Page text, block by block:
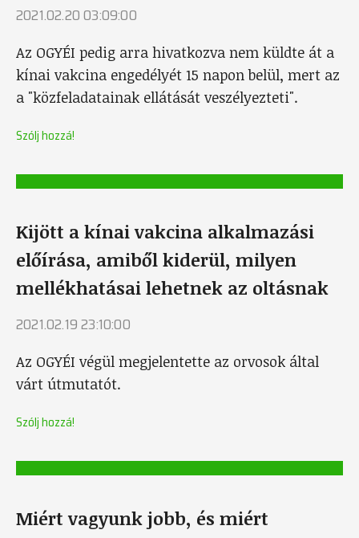
2021.02.20 03:09:00
Az OGYÉI pedig arra hivatkozva nem küldte át a
kínai vakcina engedélyét 15 napon belül, mert az
a "közfeladatainak ellátását veszélyezteti".
Szólj hozzá!
Kijött a kínai vakcina alkalmazási
előírása, amiből kiderül, milyen
mellékhatásai lehetnek az oltásnak
2021.02.19 23:10:00
Az OGYÉI végül megjelentette az orvosok által
várt útmutatót.
Szólj hozzá!
Miért vagyunk jobb, és miért